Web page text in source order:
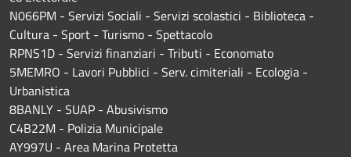
N066PM - Servizi Sociali - Servizi scolastici - Biblioteca -
Cultura - Sport - Turismo - Spettacolo
RPNS1D - Servizi finanziari - Tributi - Economato
5MEMRO - Lavori Pubblici - Serv. cimiteriali - Ecologia -
Urbanistica
8BANLY - SUAP - Abusivismo
C4B22M - Polizia Municipale
AY997U - Area Marina Protetta